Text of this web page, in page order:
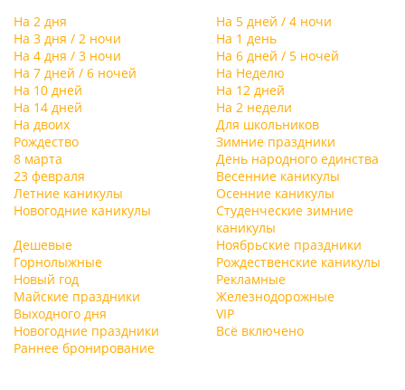
На 2 дня
На 5 дней / 4 ночи
На 3 дня / 2 ночи
На 1 день
На 4 дня / 3 ночи
На 6 дней / 5 ночей
На 7 дней / 6 ночей
На Неделю
На 10 дней
На 12 дней
На 14 дней
На 2 недели
На двоих
Для школьников
Рождество
Зимние праздники
8 марта
День народного единства
23 февраля
Весенние каникулы
Летние каникулы
Осенние каникулы
Новогодние каникулы
Студенческие зимние
каникулы
Дешевые
Ноябрьские праздники
Горнолыжные
Рождественские каникулы
Новый год
Рекламные
Майские праздники
Железнодорожные
Выходного дня
VIP
Новогодние праздники
Всё включено
Раннее бронирование